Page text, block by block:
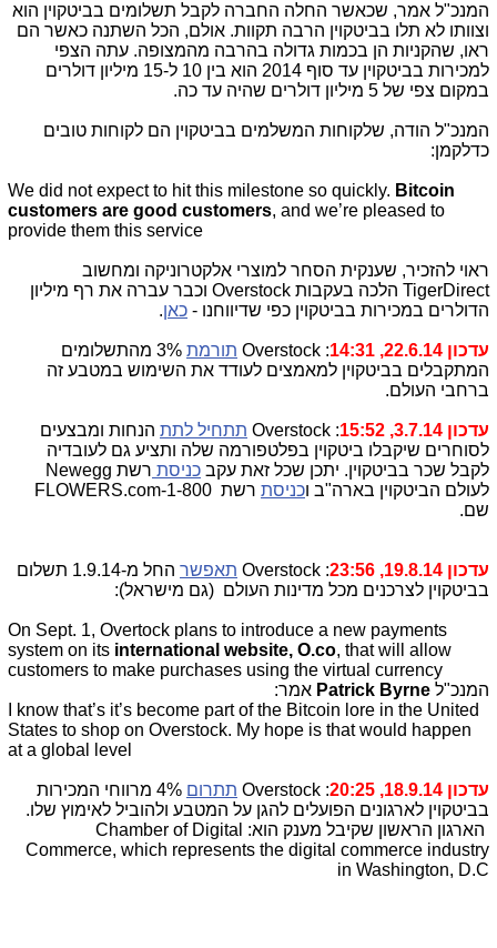
המנכ"ל אמר, שכאשר החלה החברה לקבל תשלומים בביטקוין הוא
וצוותו לא תלו בביטקוין הרבה תקוות. אולם, הכל השתנה כאשר הם
ראו, שהקניות הן בכמות גדולה בהרבה מהמצופה. עתה הצפי
למכירות בביטקוין עד סוף 2014 הוא בין 10 ל-15 מיליון דולרים
במקום צפי של 5 מיליון דולרים שהיה עד כה.
המנכ"ל הודה, שלקוחות המשלמים בביטקוין הם לקוחות טובים
כדלקמן:
We did not expect to hit this milestone so quickly. Bitcoin
customers are good customers, and we’re pleased to
provide them this service
ראוי להזכיר, שענקית הסחר למוצרי אלקטרוניקה ומחשוב
TigerDirect הלכה בעקבות Overstock וכבר עברה את רף מיליון
הדולרים במכירות בביטקוין כפי שדיווחנו - כאן.
עדכון 22.6.14, 14:31 : Overstock תורמת
3% מהתשלומים
המתקבלים בביטקוין למאמצים לעודד את השימוש במטבע זה
ברחבי העולם.
עדכון 3.7.14, 15:52 : Overstock תתחיל לתת הנחות ומבצעים
לסוחרים שיקבלו ביטקוין בפלטפורמה שלה ותציע גם לעובדיה
לקבל שכר בביטקוין. יתכן שכל זאת עקב כניסת
רשת Newegg
לעולם הביטקוין בארה"ב וכניסת
שם.
עדכון 19.8.14, 23:56 : Overstock תאפשר
החל מ-1.9.14 תשלום
בביטקוין לצרכנים מכל מדינות העולם (גם מישראל):
On Sept. 1, Overtock plans to introduce a new payments
system on its international website, O.co, that will allow
customers to make purchases using the virtual currency
המנכ"ל Patrick Byrne אמר:
I know that’s it’s become part of the Bitcoin lore in the United
States to shop on Overstock. My hope is that would happen
at a global level
עדכון 18.9.14, 20:25 : Overstock תתרום
4% מרווחי המכירות
בביטקוין לארגונים הפועלים להגן על המטבע ולהוביל לאימוץ שלו.
הארגון הראשון שקיבל מענק הוא: Chamber of Digital
Commerce, which represents the digital commerce industry
in Washington, D.C